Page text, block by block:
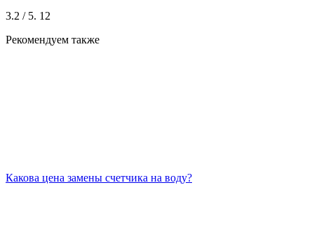
3.2 / 5. 12
Рекомендуем также
Какова цена замены счетчика на воду?